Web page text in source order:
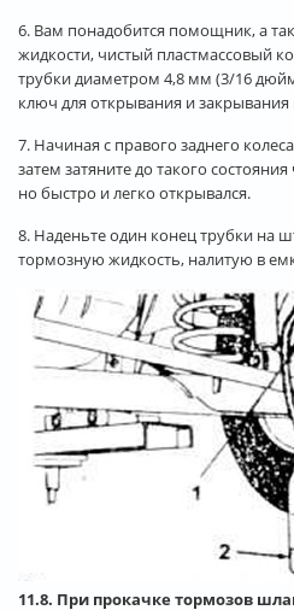
6. Вам понадобится помощник, а
жидкости, чистый пластмассовый
трубки диаметром 4,8 мм (3/16
ключ для открывания и
7. Начиная с правого заднего
затем затяните до такого
но быстро и легко открывался.
8. Наденьте один конец трубки на
тормозную жидкость, налитую в
11.8. При прокачке тормозов